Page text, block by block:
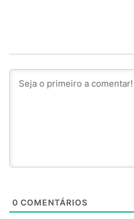
0 COMENTÁRIOS